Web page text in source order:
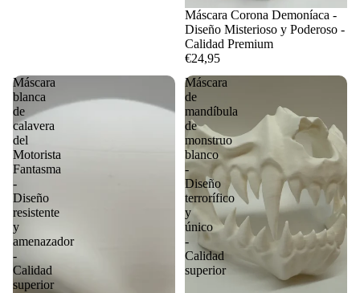
Máscara Corona Demoníaca -
Diseño Misterioso y Poderoso -
Calidad Premium
€24,95
Máscara
blanca
de
calavera
del
Motorista
Fantasma
-
Diseño
resistente
y
amenazador
-
Calidad
superior
Máscara
de
mandíbula
de
monstruo
blanco
-
Diseño
terrorífico
y
único
-
Calidad
superior